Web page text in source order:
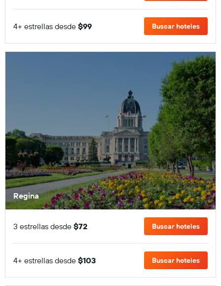
4+ estrellas desde $99 Buscar hoteles
Regina
3 estrellas desde $72 Buscar hoteles
4+ estrellas desde $103 Buscar hoteles